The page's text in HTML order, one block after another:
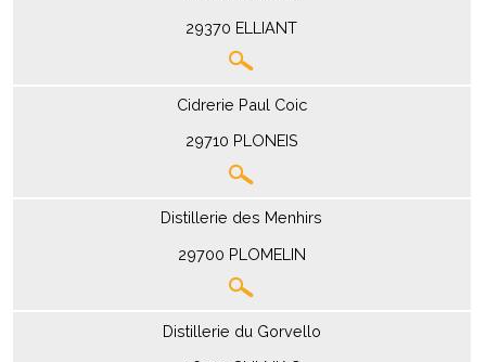
29370 ELLIANT
Cidrerie Paul Coic
29710 PLONEIS
Distillerie des Menhirs
29700 PLOMELIN
Distillerie du Gorvello